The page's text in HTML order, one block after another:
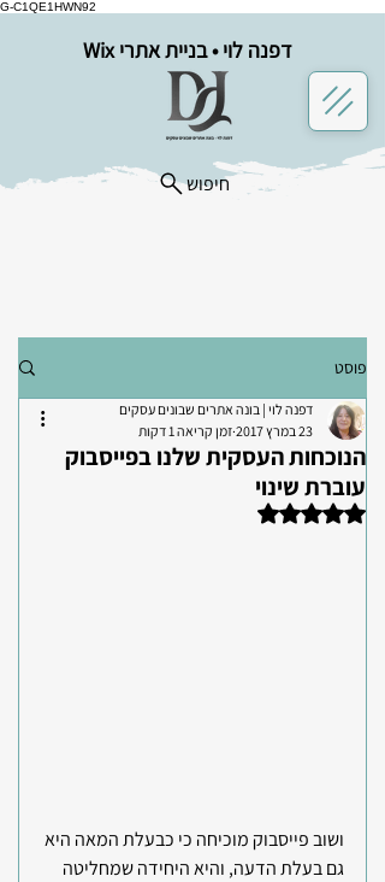
G-C1QE1HWN92
דפנה לוי • בניית אתרי Wix
חיפוש
פוסט
הנוכחות העסקית שלנו בפייסבוק
עוברת שינוי
דפנה לוי | בונה אתרים שבונים עסקים
23 במרץ 2017
זמן קריאה 1 דקות
דירוג של NaN מתוך 5 כוכבים
ושוב פייסבוק מוכיחה כי כבעלת המאה היא
גם בעלת הדעה, והיא היחידה שמחליטה